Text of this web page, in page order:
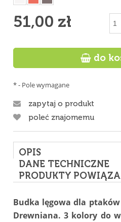
51,00 zł
 do
*- Pole wymagane
zapytaj o produkt
poleć znajomemu
OPIS
DANE TECHNICZNE
PRODUKTY
Budka lęgowa dla
Drewniana. 3 kolory do